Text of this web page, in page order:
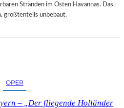
Stränden im Osten Havannas. Das
größtenteils unbebaut.
OPER
– „Der fliegende Holländer